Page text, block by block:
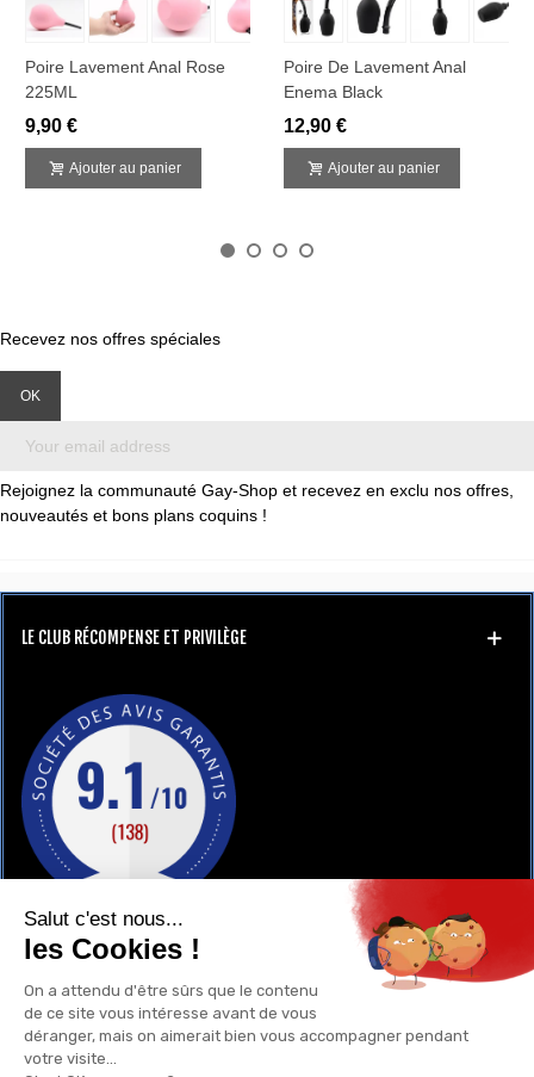
Poire Lavement Anal Rose
225ML
9,90 €
Ajouter au panier
Poire De Lavement Anal
Enema Black
12,90 €
Ajouter au panier
Recevez nos offres spéciales
Rejoignez la communauté Gay-Shop et recevez en exclu nos offres,
nouveautés et bons plans coquins !
LE CLUB RÉCOMPENSE ET PRIVILÈGE
UN RENSEIGNEMENT ?